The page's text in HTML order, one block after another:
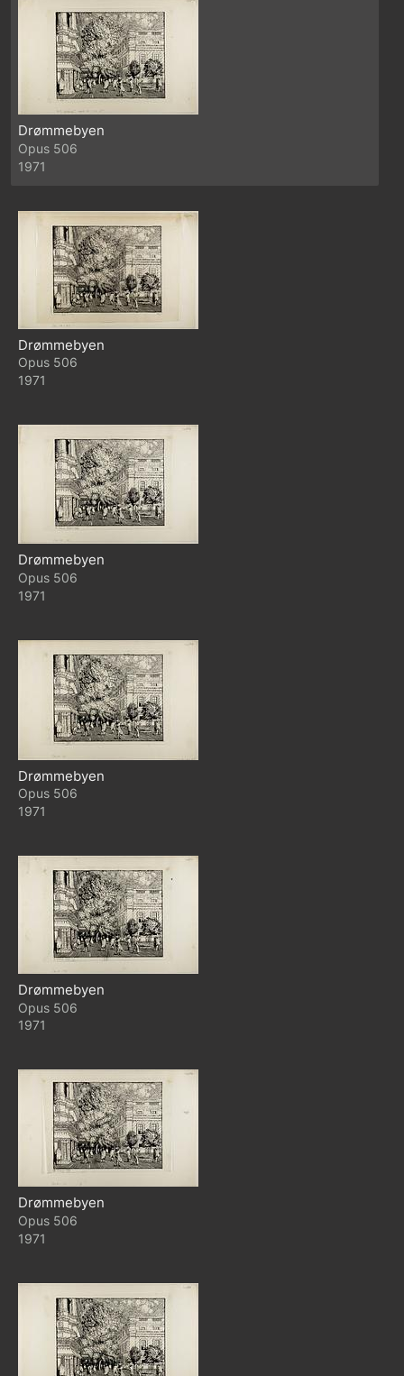
Drømmebyen
506
1971
Drømmebyen
506
1971
Drømmebyen
506
1971
Drømmebyen
506
1971
Drømmebyen
506
1971
Drømmebyen
506
1971